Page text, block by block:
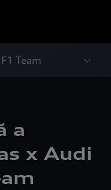
Team
a
x Audi